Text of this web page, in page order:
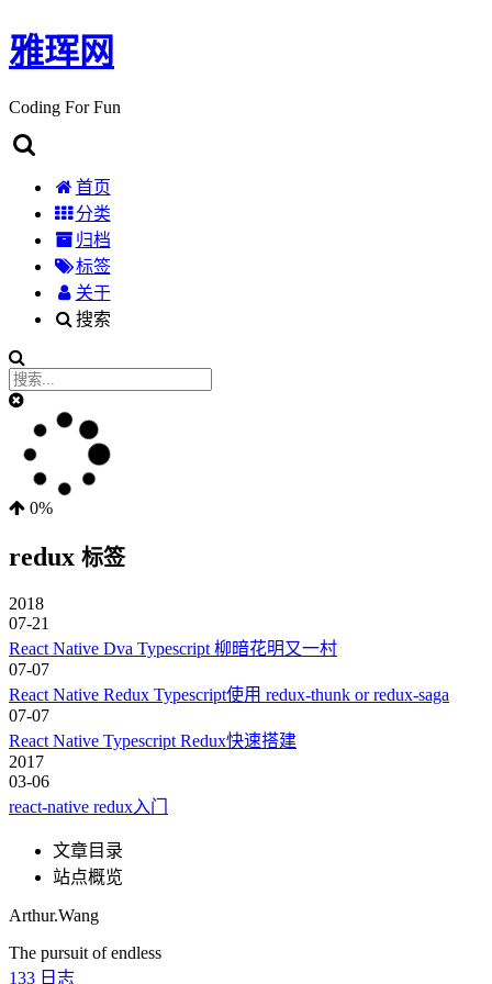
雅珲网
Coding For Fun
首页
分类
归档
标签
关于
搜索
0%
redux 标签
2018
07-21
React Native Dva Typescript 柳暗花明又一村
07-07
React Native Redux Typescript使用 redux-thunk or redux-saga
07-07
React Native Typescript Redux快速搭建
2017
03-06
react-native redux入门
文章目录
站点概览
Arthur.Wang
The pursuit of endless
133 日志